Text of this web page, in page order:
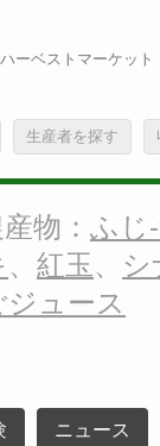
ーベストマーケット
生産者を探す
物： ふじ
、 紅玉、
ジュース
ニュース